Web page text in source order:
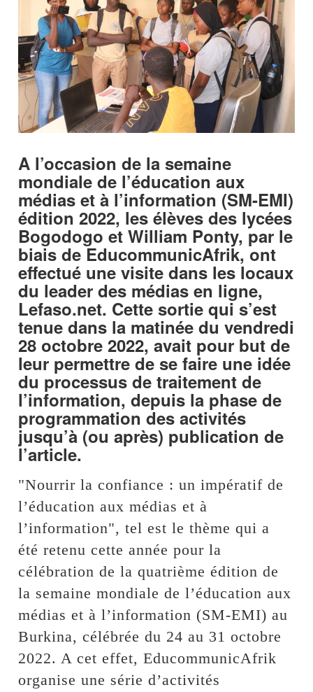
A l’occasion de la semaine
mondiale de l’éducation aux
médias et à l’information (SM-EMI)
édition 2022, les élèves des lycées
Bogodogo et William Ponty, par le
biais de EducommunicAfrik, ont
effectué une visite dans les locaux
du leader des médias en ligne,
Lefaso.net. Cette sortie qui s’est
tenue dans la matinée du vendredi
28 octobre 2022, avait pour but de
leur permettre de se faire une idée
du processus de traitement de
l’information, depuis la phase de
programmation des activités
jusqu’à (ou après) publication de
l’article.
"Nourrir la confiance : un impératif de
l’éducation aux médias et à
l’information", tel est le thème qui a
été retenu cette année pour la
célébration de la quatrième édition de
la semaine mondiale de l’éducation aux
médias et à l’information (SM-EMI) au
Burkina, célébrée du 24 au 31 octobre
2022. A cet effet, EducommunicAfrik
organise une série d’activités